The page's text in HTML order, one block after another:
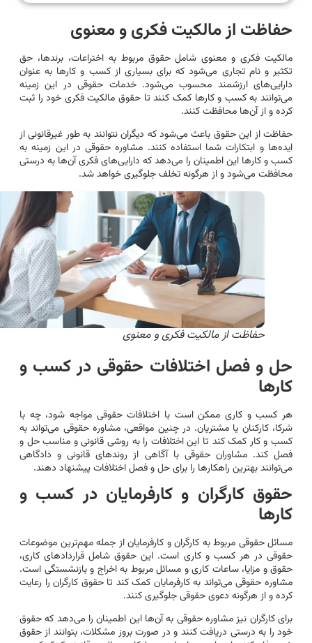
حفاظت از مالکیت فکری و معنوی
مالکیت فکری و معنوی شامل حقوق مربوط به اختراعات، برندها، حق
تکثیر و نام تجاری می‌شود که برای بسیاری از کسب و کارها به عنوان
دارایی‌های ارزشمند محسوب می‌شود. خدمات حقوقی در این زمینه
می‌توانند به کسب و کارها کمک کنند تا حقوق مالکیت فکری خود را ثبت
کرده و از آن‌ها محافظت کنند.
حفاظت از این حقوق باعث می‌شود که دیگران نتوانند به طور غیرقانونی از
ایده‌ها و ابتکارات شما استفاده کنند. مشاوره حقوقی در این زمینه به
کسب و کارها این اطمینان را می‌دهد که دارایی‌های فکری آن‌ها به درستی
محافظت می‌شود و از هرگونه تخلف جلوگیری خواهد شد.
حفاظت از مالکیت فکری و معنوی
حل و فصل اختلافات حقوقی در کسب و
کارها
هر کسب و کاری ممکن است با اختلافات حقوقی مواجه شود، چه با
شرکا، کارکنان یا مشتریان. در چنین مواقعی، مشاوره حقوقی می‌تواند به
کسب و کار کمک کند تا این اختلافات را به روشی قانونی و مناسب حل و
فصل کند. مشاوران حقوقی با آگاهی از روندهای قانونی و دادگاهی
می‌توانند بهترین راهکارها را برای حل و فصل اختلافات پیشنهاد دهند.
حقوق کارگران و کارفرمایان در کسب و
کارها
مسائل حقوقی مربوط به کارگران و کارفرمایان از جمله مهم‌ترین موضوعات
حقوقی در هر کسب و کاری است. این حقوق شامل قراردادهای کاری،
حقوق و مزایا، ساعات کاری و مسائل مربوط به اخراج و بازنشستگی است.
مشاوره حقوقی می‌تواند به کارفرمایان کمک کند تا حقوق کارگران را رعایت
کرده و از هرگونه دعوی حقوقی جلوگیری کنند.
برای کارگران نیز مشاوره حقوقی به آن‌ها این اطمینان را می‌دهد که حقوق
خود را به درستی دریافت کنند و در صورت بروز مشکلات، بتوانند از حقوق